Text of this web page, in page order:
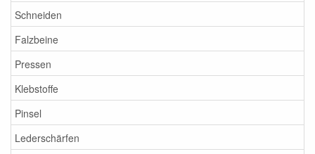
Schneiden
Falzbeine
Pressen
Klebstoffe
Pinsel
Lederschärfen